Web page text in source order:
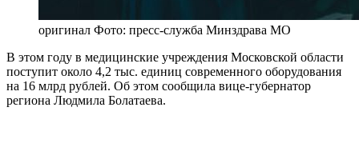
оригинал Фото: пресс-служба Минздрава МО
В этом году в медицинские учреждения Московской области
поступит около 4,2 тыс. единиц современного оборудования
на 16 млрд рублей. Об этом сообщила вице-губернатор
региона Людмила Болатаева.